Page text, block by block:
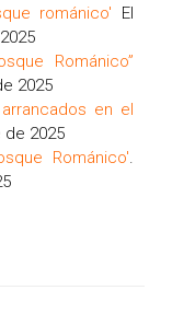
románico' El
Románico”
2025
en el
de 2025
Románico'.